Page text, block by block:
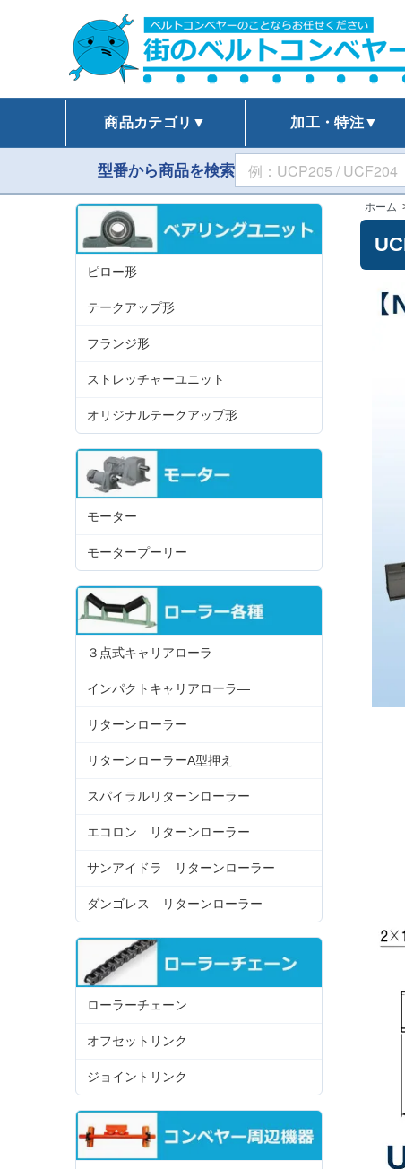
商品カテゴリ▼ 加工・特注▼
型番から商品を検索
ホーム
ピロー形
テークアップ形
フランジ形
ストレッチャーユニット
オリジナルテークアップ形
モーター
モータープーリー
３点式キャリアローラ―
インパクトキャリアローラ―
リターンローラー
リターンローラーA型押え
スパイラルリターンローラー
エコロン リターンローラー
サンアイドラ リターンローラー
ダンゴレス リターンローラー
ローラーチェーン
オフセットリンク
ジョイントリンク